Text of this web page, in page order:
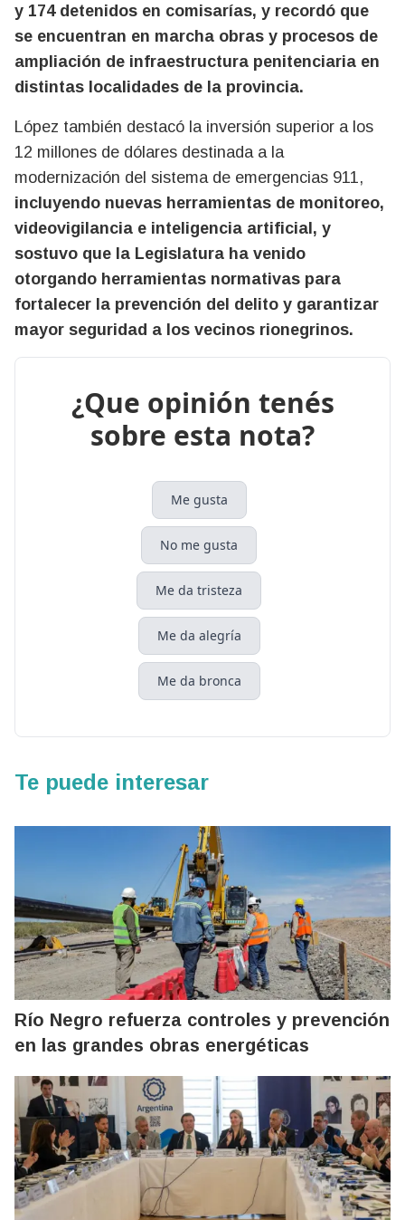
y 174 detenidos en comisarías, y recordó que
se encuentran en marcha obras y procesos de
ampliación de infraestructura penitenciaria en
distintas localidades de la provincia.
López también destacó la inversión superior a los
12 millones de dólares destinada a la
modernización del sistema de emergencias 911,
incluyendo nuevas herramientas de monitoreo,
videovigilancia e inteligencia artificial, y
sostuvo que la Legislatura ha venido
otorgando herramientas normativas para
fortalecer la prevención del delito y garantizar
mayor seguridad a los vecinos rionegrinos.
¿Que opinión tenés
sobre esta nota?
Me gusta
No me gusta
Me da tristeza
Me da alegría
Me da bronca
Te puede interesar
Río Negro refuerza controles y prevención
en las grandes obras energéticas